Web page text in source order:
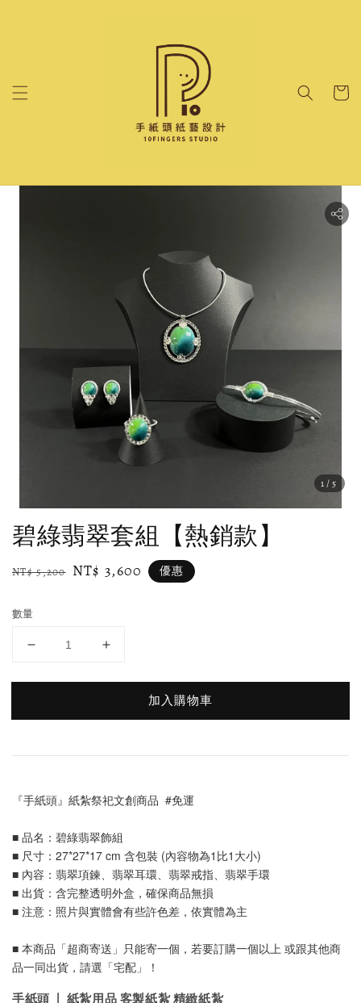
1/5
碧綠翡翠套組【熱銷款】
Regular
NT$ 5,200 Sale
NT$ 3,600 優惠
數量
加入購物車
『手紙頭』紙紮祭祀文創商品  #免運
■ 品名：碧綠翡翠飾組
■ 尺寸：27*27*17 cm 含包裝 (內容物為1比1大小)
■ 內容：翡翠項鍊、翡翠耳環、翡翠戒指、翡翠手環
■ 出貨：含完整透明外盒，確保商品無損
■ 注意：照片與實體會有些許色差，依實體為主
■ 本商品「超商寄送」只能寄一個，若要訂購一個以上 或跟其他商
品一同出貨，請選「宅配」！
手紙頭 | 紙紮用品 客製紙紮 精緻紙紮